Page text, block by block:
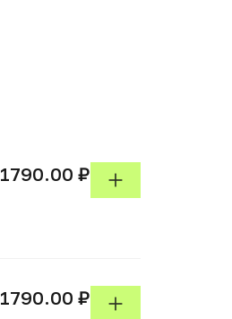
1790.00 ₽
1790.00 ₽